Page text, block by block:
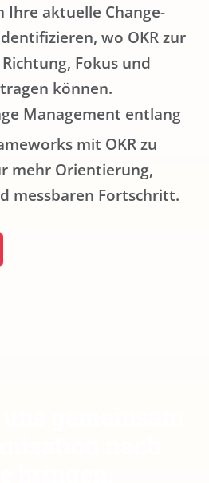
Ihre aktuelle Change-
wo OKR zur
Fokus und
können.
Management entlang
mit OKR zu
mehr Orientierung,
messbaren Fortschritt.